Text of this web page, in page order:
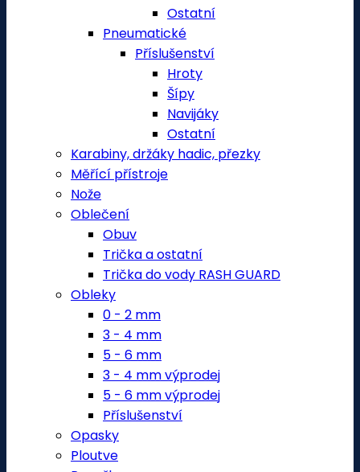
Ostatní
Pneumatické
Příslušenství
Hroty
Šípy
Navijáky
Ostatní
Karabiny, držáky hadic, přezky
Měřící přístroje
Nože
Oblečení
Obuv
Trička a ostatní
Trička do vody RASH GUARD
Obleky
0 - 2 mm
3 - 4 mm
5 - 6 mm
3 - 4 mm výprodej
5 - 6 mm výprodej
Příslušenství
Opasky
Ploutve